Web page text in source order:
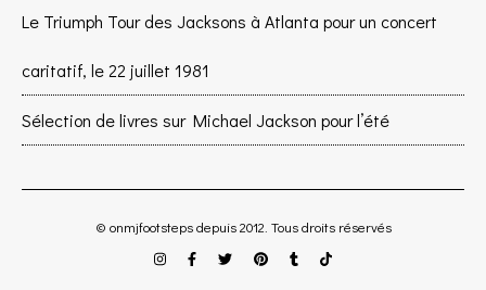
Le Triumph Tour des Jacksons à Atlanta pour un concert
caritatif, le 22 juillet 1981
Sélection de livres sur Michael Jackson pour l’été
© onmjfootsteps depuis 2012. Tous droits réservés